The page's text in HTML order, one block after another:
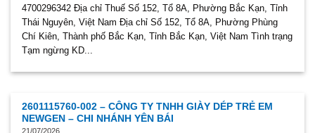
4700296342 Địa chỉ Thuế Số 152, Tổ 8A, Phường Bắc Kạn, Tỉnh
Thái Nguyên, Việt Nam Địa chỉ Số 152, Tổ 8A, Phường Phùng
Chí Kiên, Thành phố Bắc Kạn, Tỉnh Bắc Kạn, Việt Nam Tình trạng
Tạm ngừng KD...
2601115760-002 – CÔNG TY TNHH GIÀY DÉP TRẺ EM
NEWGEN – CHI NHÁNH YÊN BÁI
21/07/2026